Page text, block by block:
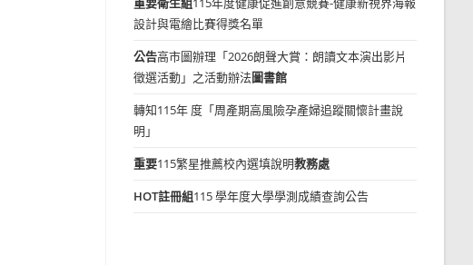
設計與電繪比賽得獎名單
公告高市圖辦理「2026朗聲大賞：朗讀文本演出影片
徵選活動」之活動辦法圖書館
轉知115年 度「周產期高風險孕產婦追蹤關懷計畫說
明」
重要115繁星推薦校內選填說明教務處
HOT註冊組115 學年度大學學測成績查詢公告